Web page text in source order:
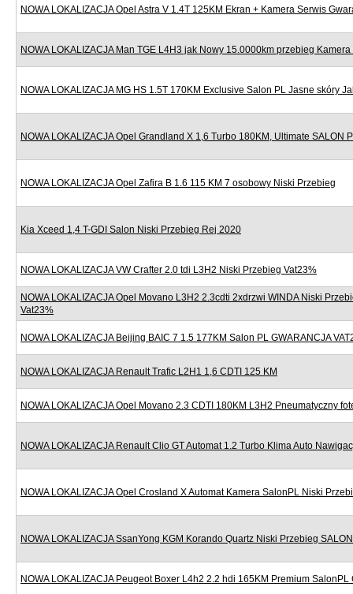
NOWA LOKALIZACJA Opel Astra V 1.4T 125KM Ekran + Kamera Serwis
NOWA LOKALIZACJA Man TGE L4H3 jak Nowy 15.0000km przebieg Kamera
NOWA LOKALIZACJA MG HS 1.5T 170KM Exclusive Salon PL Jasne skóry
NOWA LOKALIZACJA Opel Grandland X 1,6 Turbo 180KM, Ultimate SALON
NOWA LOKALIZACJA Opel Zafira B 1.6 115 KM 7 osobowy Niski Przebieg
Kia Xceed 1,4 T-GDI Salon Niski Przebieg Rej 2020
NOWA LOKALIZACJA VW Crafter 2.0 tdi L3H2 Niski Przebieg Vat23%
NOWA LOKALIZACJA Opel Movano L3H2 2.3cdti 2xdrzwi WINDA Niski
Vat23%
NOWA LOKALIZACJA Beijing BAIC 7 1.5 177KM Salon PL GWARANCJA
NOWA LOKALIZACJA Renault Trafic L2H1 1,6 CDTI 125 KM
NOWA LOKALIZACJA Opel Movano 2.3 CDTI 180KM L3H2 Pneumatyczny
NOWA LOKALIZACJA Renault Clio GT Automat 1.2 Turbo Klima Auto
NOWA LOKALIZACJA Opel Crosland X Automat Kamera SalonPL Niski
NOWA LOKALIZACJA SsanYong KGM Korando Quartz Niski Przebieg
NOWA LOKALIZACJA Peugeot Boxer L4h2 2.2 hdi 165KM Premium